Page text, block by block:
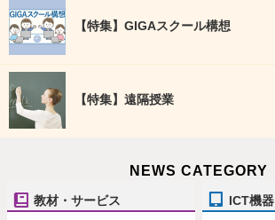
【特集】GIGAスクール構想
【特集】遠隔授業
NEWS CATEGORY
教材・サービス ICT機器